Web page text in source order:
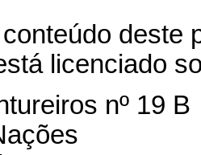
deste
licenciado
nº 19 B